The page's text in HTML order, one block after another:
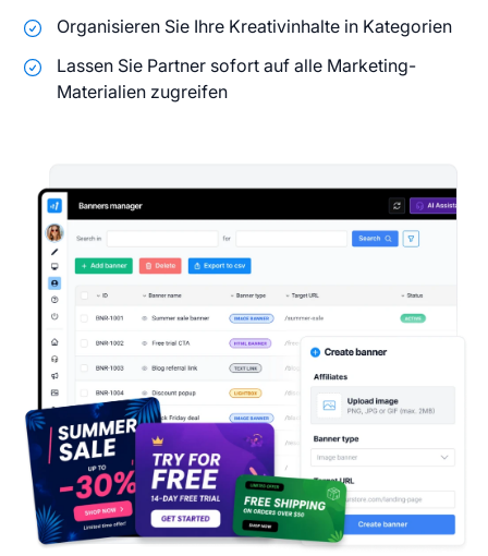
Organisieren Sie Ihre Kreativinhalte in Kategorien
Lassen Sie Partner sofort auf alle Marketing-
Materialien zugreifen